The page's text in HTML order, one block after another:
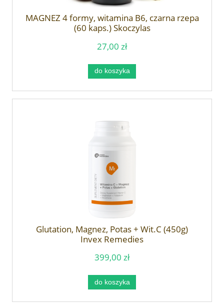
MAGNEZ 4 formy, witamina B6, czarna rzepa
(60 kaps.) Skoczylas
27,00 zł
do koszyka
Glutation, Magnez, Potas + Wit.C (450g)
Invex Remedies
399,00 zł
do koszyka